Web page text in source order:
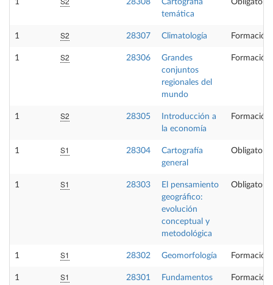
1 28308
Cartografía
temática
Obligatoria
1 S2 28307 Climatología Formación
1 S2 28306
Grandes
conjuntos
regionales del
mundo
Formación
1 S2 28305
Introducción a
la economía
Formación
1 S1 28304
Cartografía
general
Obligatoria
1 S1 28303
El pensamiento
geográfico:
evolución
conceptual y
metodológica
Obligatoria
1 S1 28302 Geomorfología Formación
1 S1 28301
Fundamentos
Formación